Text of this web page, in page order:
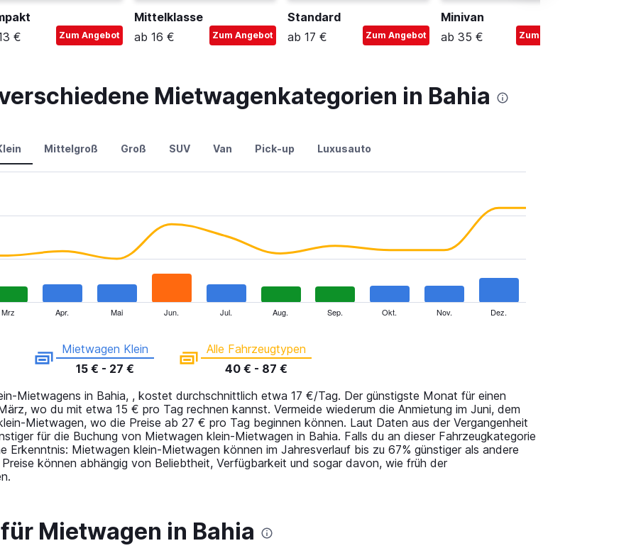
€
Zum Angebot
Mittelklasse
ab 16 €
Zum Angebot
Standard
ab 17 €
Zum Angebot
Minivan
ab 35 €
Zum Angebot
Mietwagenkategorien in Bahia
Mittelgroß Groß SUV Van Pick-up Luxusauto
Mrz Apr. Mai Jun. Jul. Aug. Sep. Okt. Nov. Dez.
Mietwagen Klein
15 € - 27 €
Alle Fahrzeugtypen
40 € - 87 €
Mietwagens in Bahia, , kostet durchschnittlich etwa 17 €/Tag. Der günstigste Monat für einen
wo du mit etwa 15 € pro Tag rechnen kannst. Vermeide wiederum die Anmietung im Juni, dem
Mietwagen, wo die Preise ab 27 € pro Tag beginnen können. Laut Daten aus der Vergangenheit
für die Buchung von Mietwagen klein-Mietwagen in Bahia. Falls du an dieser Fahrzeugkategorie
Erkenntnis: Mietwagen klein-Mietwagen können im Jahresverlauf bis zu 67% günstiger als andere
können abhängig von Beliebtheit, Verfügbarkeit und sogar davon, wie früh der
Mietwagen in Bahia